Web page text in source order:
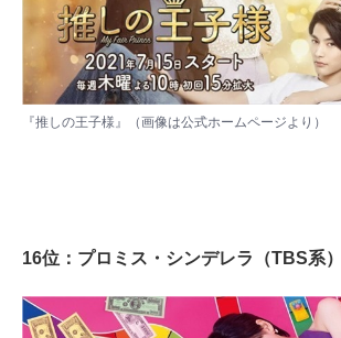
『推しの王子様』（画像は公式ホームページより）
16位：プロミス・シンデレラ（TBS系）